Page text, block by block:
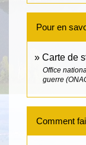
Pour en
Carte de
Office
guerre
Comment